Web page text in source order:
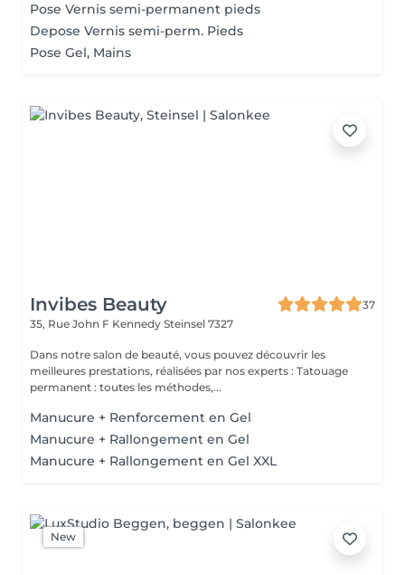
Pose Vernis semi-permanent pieds
Depose Vernis semi-perm. Pieds
Pose Gel, Mains
Invibes Beauty
37
35, Rue John F Kennedy Steinsel 7327
Dans notre salon de beauté, vous pouvez découvrir les
meilleures prestations, réalisées par nos experts : Tatouage
permanent : toutes les méthodes,...
Manucure + Renforcement en Gel
Manucure + Rallongement en Gel
Manucure + Rallongement en Gel XXL
New